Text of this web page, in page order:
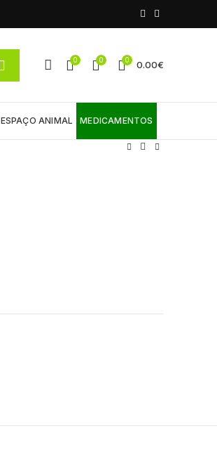
0 0 0 0.00€
ESPAÇO ANIMAL MEDICAMENTOS